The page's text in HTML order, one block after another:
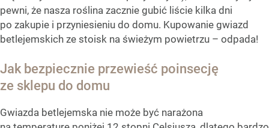
pewni, że nasza roślina zacznie gubić liście kilka dni
po zakupie i przyniesieniu do domu. Kupowanie gwiazd
betlejemskich ze stoisk na świeżym powietrzu – odpada!
Jak bezpiecznie przewieść poinsecję
ze sklepu do domu
Gwiazda betlejemska nie może być narażona